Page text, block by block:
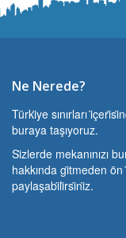
Ne Nerede?
Türki̇ye sınırları
buraya taşıyoruz.
Si̇zlerde mekanınızı
hakkında gi̇tmeden
paylaşabi̇li̇rsi̇ni̇z.